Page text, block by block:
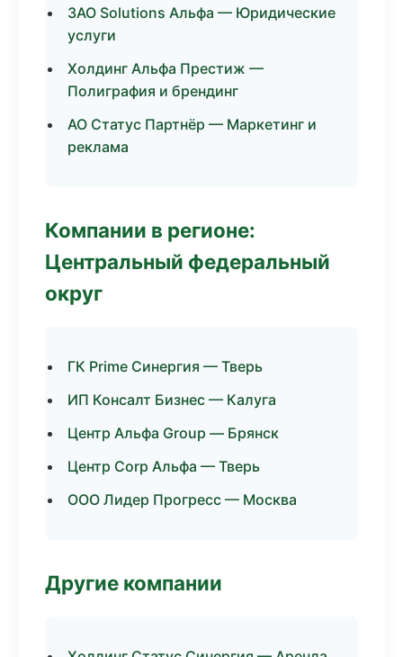
ЗАО Solutions Альфа — Юридические
услуги
Холдинг Альфа Престиж —
Полиграфия и брендинг
АО Статус Партнёр — Маркетинг и
реклама
Компании в регионе:
Центральный федеральный
округ
ГК Prime Синергия — Тверь
ИП Консалт Бизнес — Калуга
Центр Альфа Group — Брянск
Центр Corp Альфа — Тверь
ООО Лидер Прогресс — Москва
Другие компании